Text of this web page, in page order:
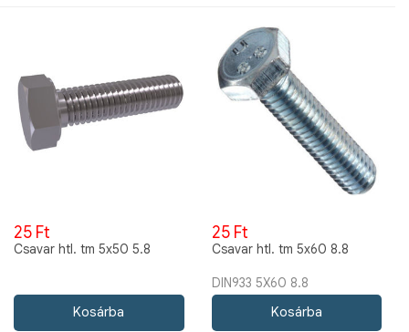
25 Ft
Csavar htl. tm 5x50 5.8
25 Ft
Csavar htl. tm 5x60 8.8
DIN933 5X60 8.8